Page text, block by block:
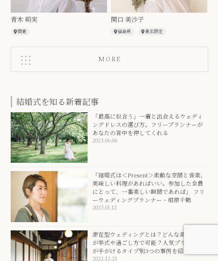
青木 萌実
関東
関口 美沙子
福島県 東北限定
MORE
結婚式を知る新着記事
「最高に似合う」一着と出会えるウェディ
ングドレスの選び方。フリープランナーが
あなたの背中を押してくれる
2023.06.06
「結婚式は＜Present＞素敵な空間と音楽、
美味しい料理があればいい。参加した全員
にとって、一番楽しい瞬間であれば」 フリ
ーウェディングプランナー・相原千鶴
2023.01.12
滞在型ウェディングとは？どんな楽しみ方
が挙式や過ごし方で可能？人気プランナー
が手がけるタイプ別3つの事例を紹介
2022.12.21